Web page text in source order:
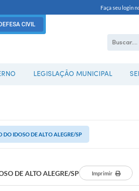
Faça seu login
DEFESA CIVIL
LEGISLAÇÃO MUNICIPAL
DO IDOSO DE ALTO ALEGRE/SP
DE ALTO ALEGRE/SP Imprimir